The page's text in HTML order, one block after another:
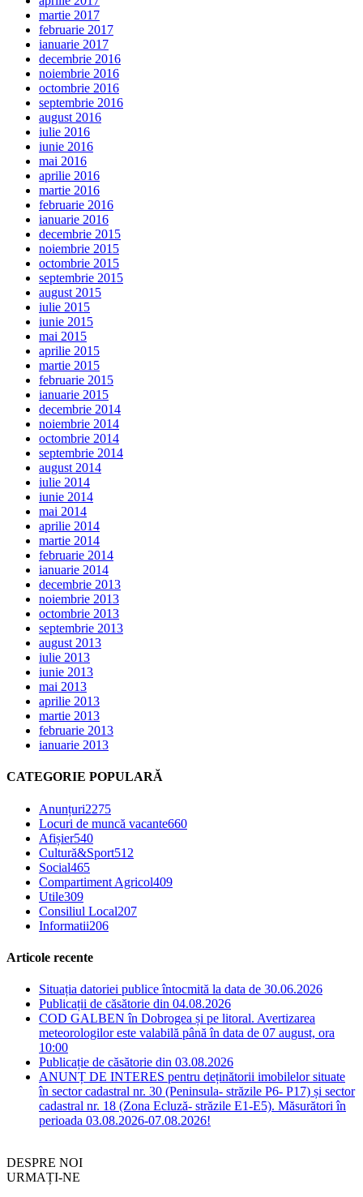
martie 2017
februarie 2017
ianuarie 2017
decembrie 2016
noiembrie 2016
octombrie 2016
septembrie 2016
august 2016
iulie 2016
iunie 2016
mai 2016
aprilie 2016
martie 2016
februarie 2016
ianuarie 2016
decembrie 2015
noiembrie 2015
octombrie 2015
septembrie 2015
august 2015
iulie 2015
iunie 2015
mai 2015
aprilie 2015
martie 2015
februarie 2015
ianuarie 2015
decembrie 2014
noiembrie 2014
octombrie 2014
septembrie 2014
august 2014
iulie 2014
iunie 2014
mai 2014
aprilie 2014
martie 2014
februarie 2014
ianuarie 2014
decembrie 2013
noiembrie 2013
octombrie 2013
septembrie 2013
august 2013
iulie 2013
iunie 2013
mai 2013
aprilie 2013
martie 2013
februarie 2013
ianuarie 2013
CATEGORIE POPULARĂ
Anunțuri2275
Locuri de muncă vacante660
Afișier540
Cultură&Sport512
Social465
Compartiment Agricol409
Utile309
Consiliul Local207
Informatii206
Articole recente
Situația datoriei publice întocmită la data de 30.06.2026
Publicații de căsătorie din 04.08.2026
COD GALBEN în Dobrogea și pe litoral. Avertizarea
meteorologilor este valabilă până în data de 07 august, ora
10:00
Publicație de căsătorie din 03.08.2026
ANUNȚ DE INTERES pentru deținătorii imobilelor situate
în sector cadastral nr. 30 (Peninsula- străzile P6- P17) și sector
cadastral nr. 18 (Zona Ecluză- străzile E1-E5). Măsurători în
perioada 03.08.2026-07.08.2026!
DESPRE NOI
URMAȚI-NE